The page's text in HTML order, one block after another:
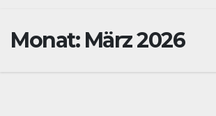
Monat: März 2026